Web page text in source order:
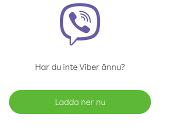
Har du inte Viber ännu?
Ladda ner nu